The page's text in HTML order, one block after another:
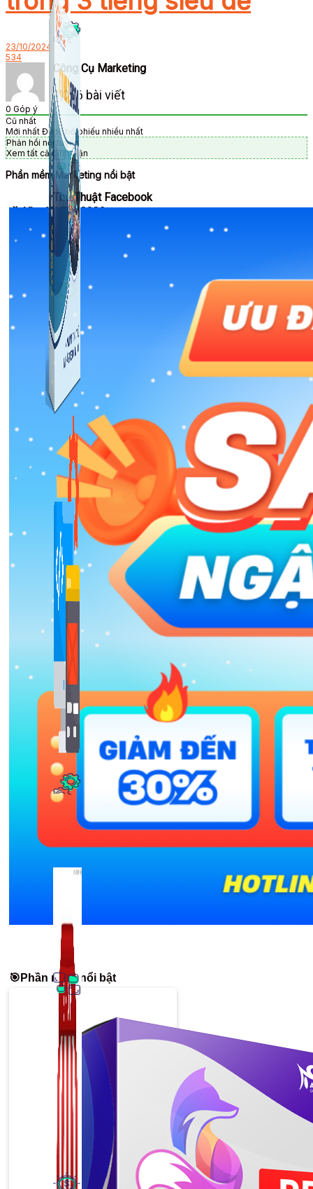
Công Cụ Marketing
1,066 bài viết
Thủ Thuật Facebook
536 bài viết
Kiếm Tiền MMO
1,422 bài viết
Kiến Thức Website
309 bài viết
Combo Special
Combo 3 phần mềm tự chọn: chương trình bán hàng
mà ATPTeam triển khai.
Xem thêm phần mềm khác
Xem thêm phần mềm khác
Bảng Giá
Thanh Toán
Kiến Thức Marketing
Công Cụ Marketing
Thủ Thuật Facebook
536 bài viết
23/10/2024
534
0 Góp ý
Cũ nhất
Mới nhất Được bỏ phiếu nhiều nhất
Phản hồi nội tuyến
Xem tất cả bình luận
Phần mềm Marketing nổi bật
🎉 Ưu đãi Tết 2026
Liên hệ: 0967.9999.11
🎯Phần mềm nổi bật